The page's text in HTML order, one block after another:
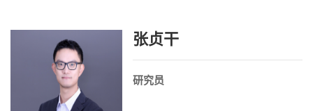
张贞干
研究员